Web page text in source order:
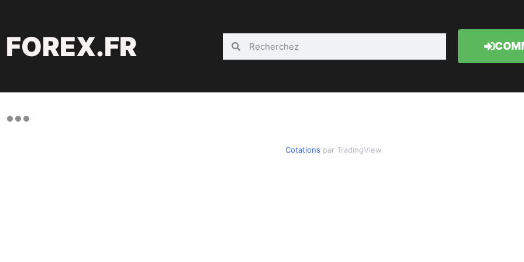
FOREX.FR
Cotations par TradingView